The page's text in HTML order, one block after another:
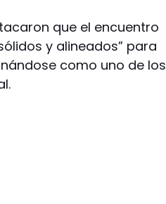
que el encuentro
y alineados” para
como uno de los